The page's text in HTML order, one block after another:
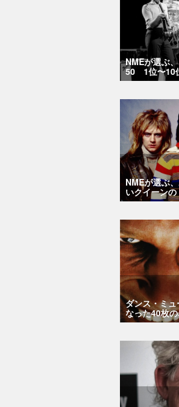
NMEが選ぶ
50 1位〜10
NMEが選ぶ
いクイーン
ダンス・ミ
なった40枚